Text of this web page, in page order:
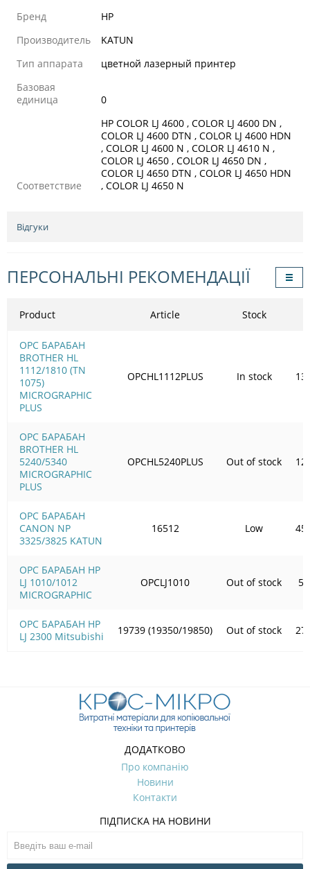
Бренд
HP
Производитель
KATUN
Тип аппарата
цветной лазерный принтер
Базовая
единица
0
Соответствие
HP COLOR LJ 4600 , COLOR LJ 4600 DN ,
COLOR LJ 4600 DTN , COLOR LJ 4600 HDN
, COLOR LJ 4600 N , COLOR LJ 4610 N ,
COLOR LJ 4650 , COLOR LJ 4650 DN ,
COLOR LJ 4650 DTN , COLOR LJ 4650 HDN
, COLOR LJ 4650 N
Відгуки
ПЕРСОНАЛЬНІ РЕКОМЕНДАЦІЇ
Product
OPC БАРАБАН
BROTHER HL
1112/1810 (TN
1075)
MICROGRAPHIC
PLUS
OPC БАРАБАН
BROTHER HL
5240/5340
MICROGRAPHIC
PLUS
OPC БАРАБАН
CANON NP
3325/3825 KATUN
OPC БАРАБАН HP
LJ 1010/1012
MICROGRAPHIC
OPC БАРАБАН HP
LJ 2300 Mitsubishi
Article Stock
OPCHL1112PLUS In stock
OPCHL5240PLUS Out of stock
16512 Low
OPCLJ1010 Out of stock
19739 (19350/19850) Out of stock
ДОДАТКОВО
Про компанію
Новини
Контакти
ПІДПИСКА НА НОВИНИ